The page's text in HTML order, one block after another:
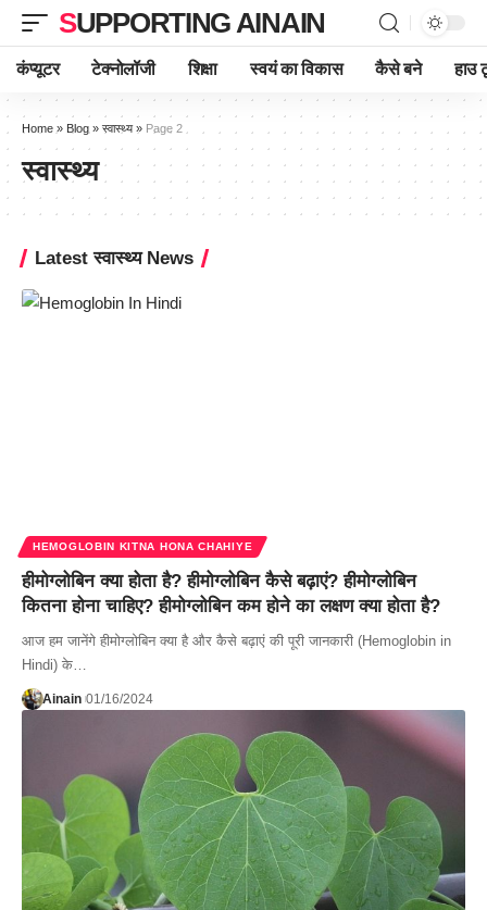
SUPPORTING AINAIN
कंप्यूटर टेक्नोलॉजी शिक्षा स्वयं का विकास कैसे बने हाउ
Home » Blog » स्वास्थ्य» Page 2
स्वास्थ्य
Latest स्वास्थ्य News
HEMOGLOBIN KITNA HONA CHAHIYE
हीमोग्लोबिन क्या होता है? हीमोग्लोबिन कैसे बढ़ाएं? हीमोग्लोबिन
कितना होना चाहिए? हीमोग्लोबिन कम होने का लक्षण क्या होता है?
आज हम जानेंगे हीमोग्लोबिन क्या है और कैसे बढ़ाएं की पूरी जानकारी (Hemoglobin in
Hindi) के…
Ainain 01/16/2024